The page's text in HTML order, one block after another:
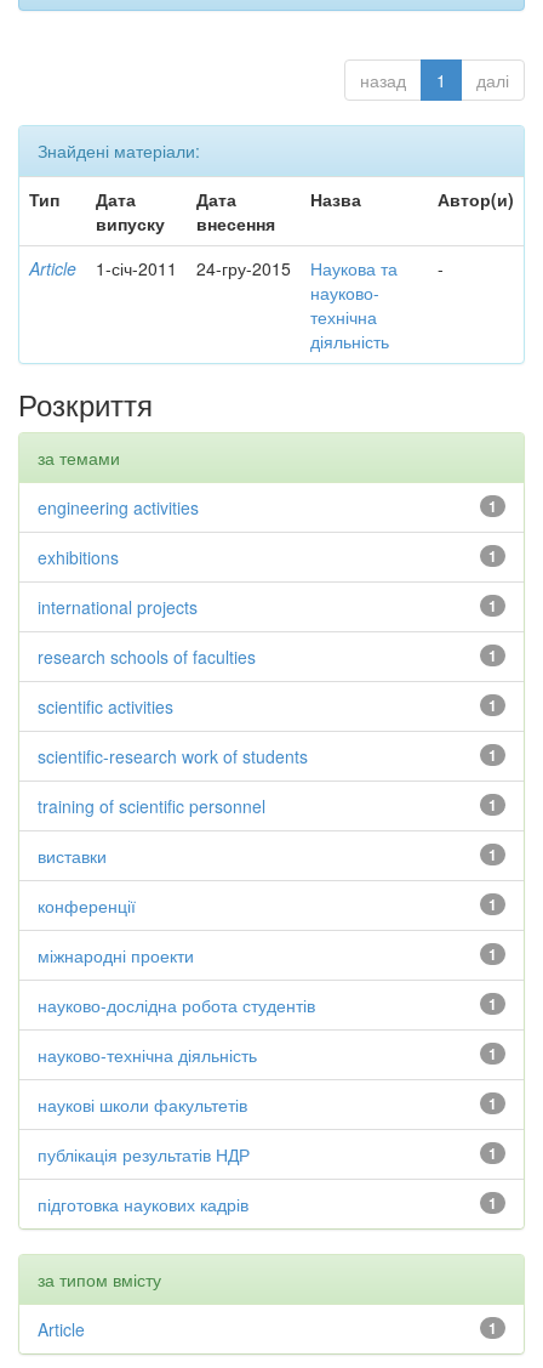
назад 1 далі
Знайдені матеріали:
Тип
Дата
випуску
Дата
внесення
Назва Автор(и)
Article 1-січ-2011 24-гру-2015
Наукова та
науково-
технічна
діяльність
-
Розкриття
за темами
1
engineering activities
1
exhibitions
1
international projects
1
research schools of faculties
1
scientific activities
1
scientific-research work of students
1
training of scientific personnel
1
виставки
1
конференції
1
міжнародні проекти
1
науково-дослідна робота студентів
1
науково-технічна діяльність
1
наукові школи факультетів
1
публікація результатів НДР
1
підготовка наукових кадрів
за типом вмісту
1
Article